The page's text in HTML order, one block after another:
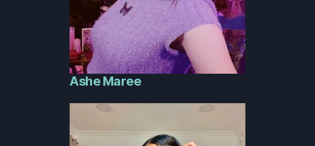
Ashe Maree